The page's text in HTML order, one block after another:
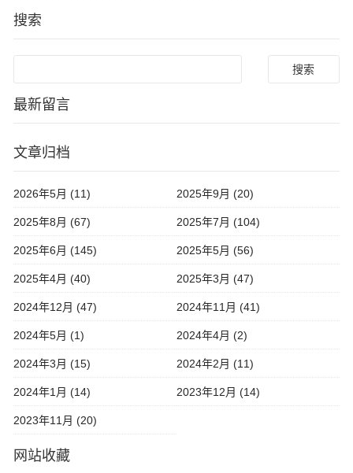
搜索
最新留言
文章归档
2026年5月 (11) 2025年9月 (20)
2025年8月 (67) 2025年7月 (104)
2025年6月 (145) 2025年5月 (56)
2025年4月 (40) 2025年3月 (47)
2024年12月 (47) 2024年11月 (41)
2024年5月 (1) 2024年4月 (2)
2024年3月 (15) 2024年2月 (11)
2024年1月 (14) 2023年12月 (14)
2023年11月 (20)
网站收藏